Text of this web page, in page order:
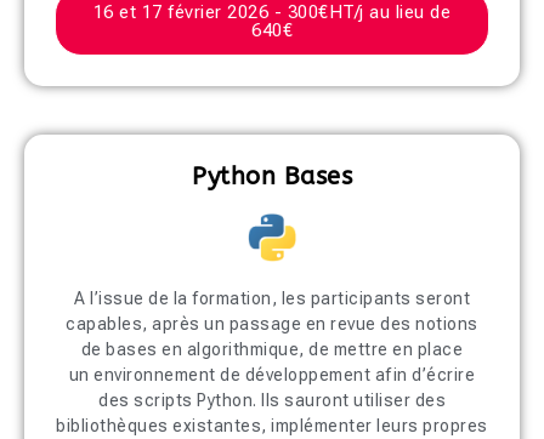
16 et 17 février 2026 - 300€HT/j au lieu de
640€
Python Bases
A l’issue de la formation, les participants seront
capables, après un passage en revue des notions
de bases en algorithmique, de mettre en place
un environnement de développement afin d’écrire
des scripts Python. Ils sauront utiliser des
bibliothèques existantes, implémenter leurs propres